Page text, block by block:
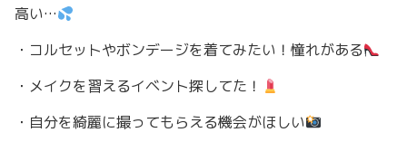
高い…
・コルセットやボンデージを着てみたい！憧れがある
・メイクを習えるイベント探してた！
・自分を綺麗に撮ってもらえる機会がほしい